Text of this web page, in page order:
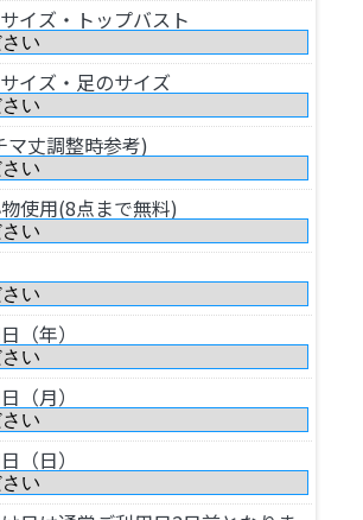
イズ・トップバスト
イズ・足のサイズ
マ丈調整時参考)
使用(8点まで無料)
（年）
（月）
（日）